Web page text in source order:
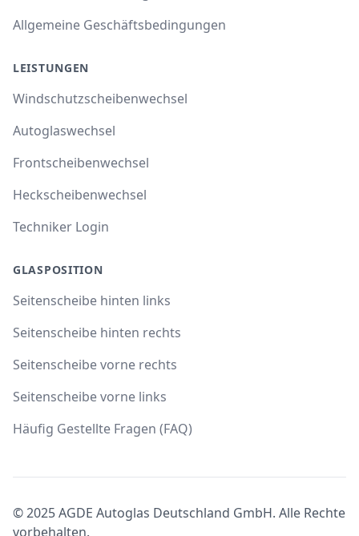
Allgemeine Geschäftsbedingungen
LEISTUNGEN
Windschutzscheibenwechsel
Autoglaswechsel
Frontscheibenwechsel
Heckscheibenwechsel
Techniker Login
GLASPOSITION
Seitenscheibe hinten links
Seitenscheibe hinten rechts
Seitenscheibe vorne rechts
Seitenscheibe vorne links
Häufig Gestellte Fragen (FAQ)
© 2025 AGDE Autoglas Deutschland GmbH. Alle Rechte
vorbehalten.